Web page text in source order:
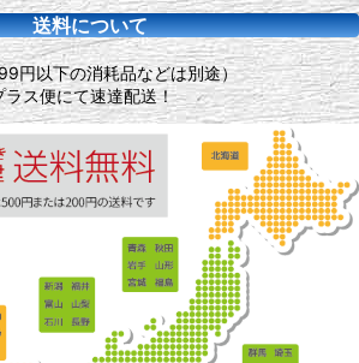
送料について
円以下の消耗品などは別途）
ス便にて速達配送！